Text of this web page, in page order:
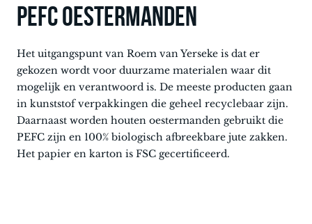
PEFC OESTERMANDEN
Het uitgangspunt van Roem van Yerseke is dat er
gekozen wordt voor duurzame materialen waar dit
mogelijk en verantwoord is. De meeste producten gaan
in kunststof verpakkingen die geheel recyclebaar zijn.
Daarnaast worden houten oestermanden gebruikt die
PEFC zijn en 100% biologisch afbreekbare jute zakken.
Het papier en karton is FSC gecertificeerd.